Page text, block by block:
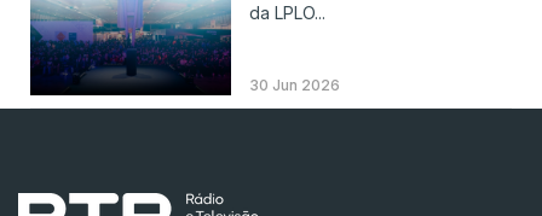
da LPLO...
30 Jun 2026